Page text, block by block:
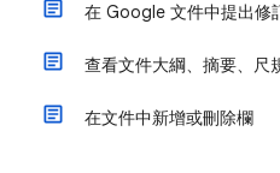
在 Google 文件中提出修
查看文件大綱、摘要、尺
在文件中新增或刪除欄